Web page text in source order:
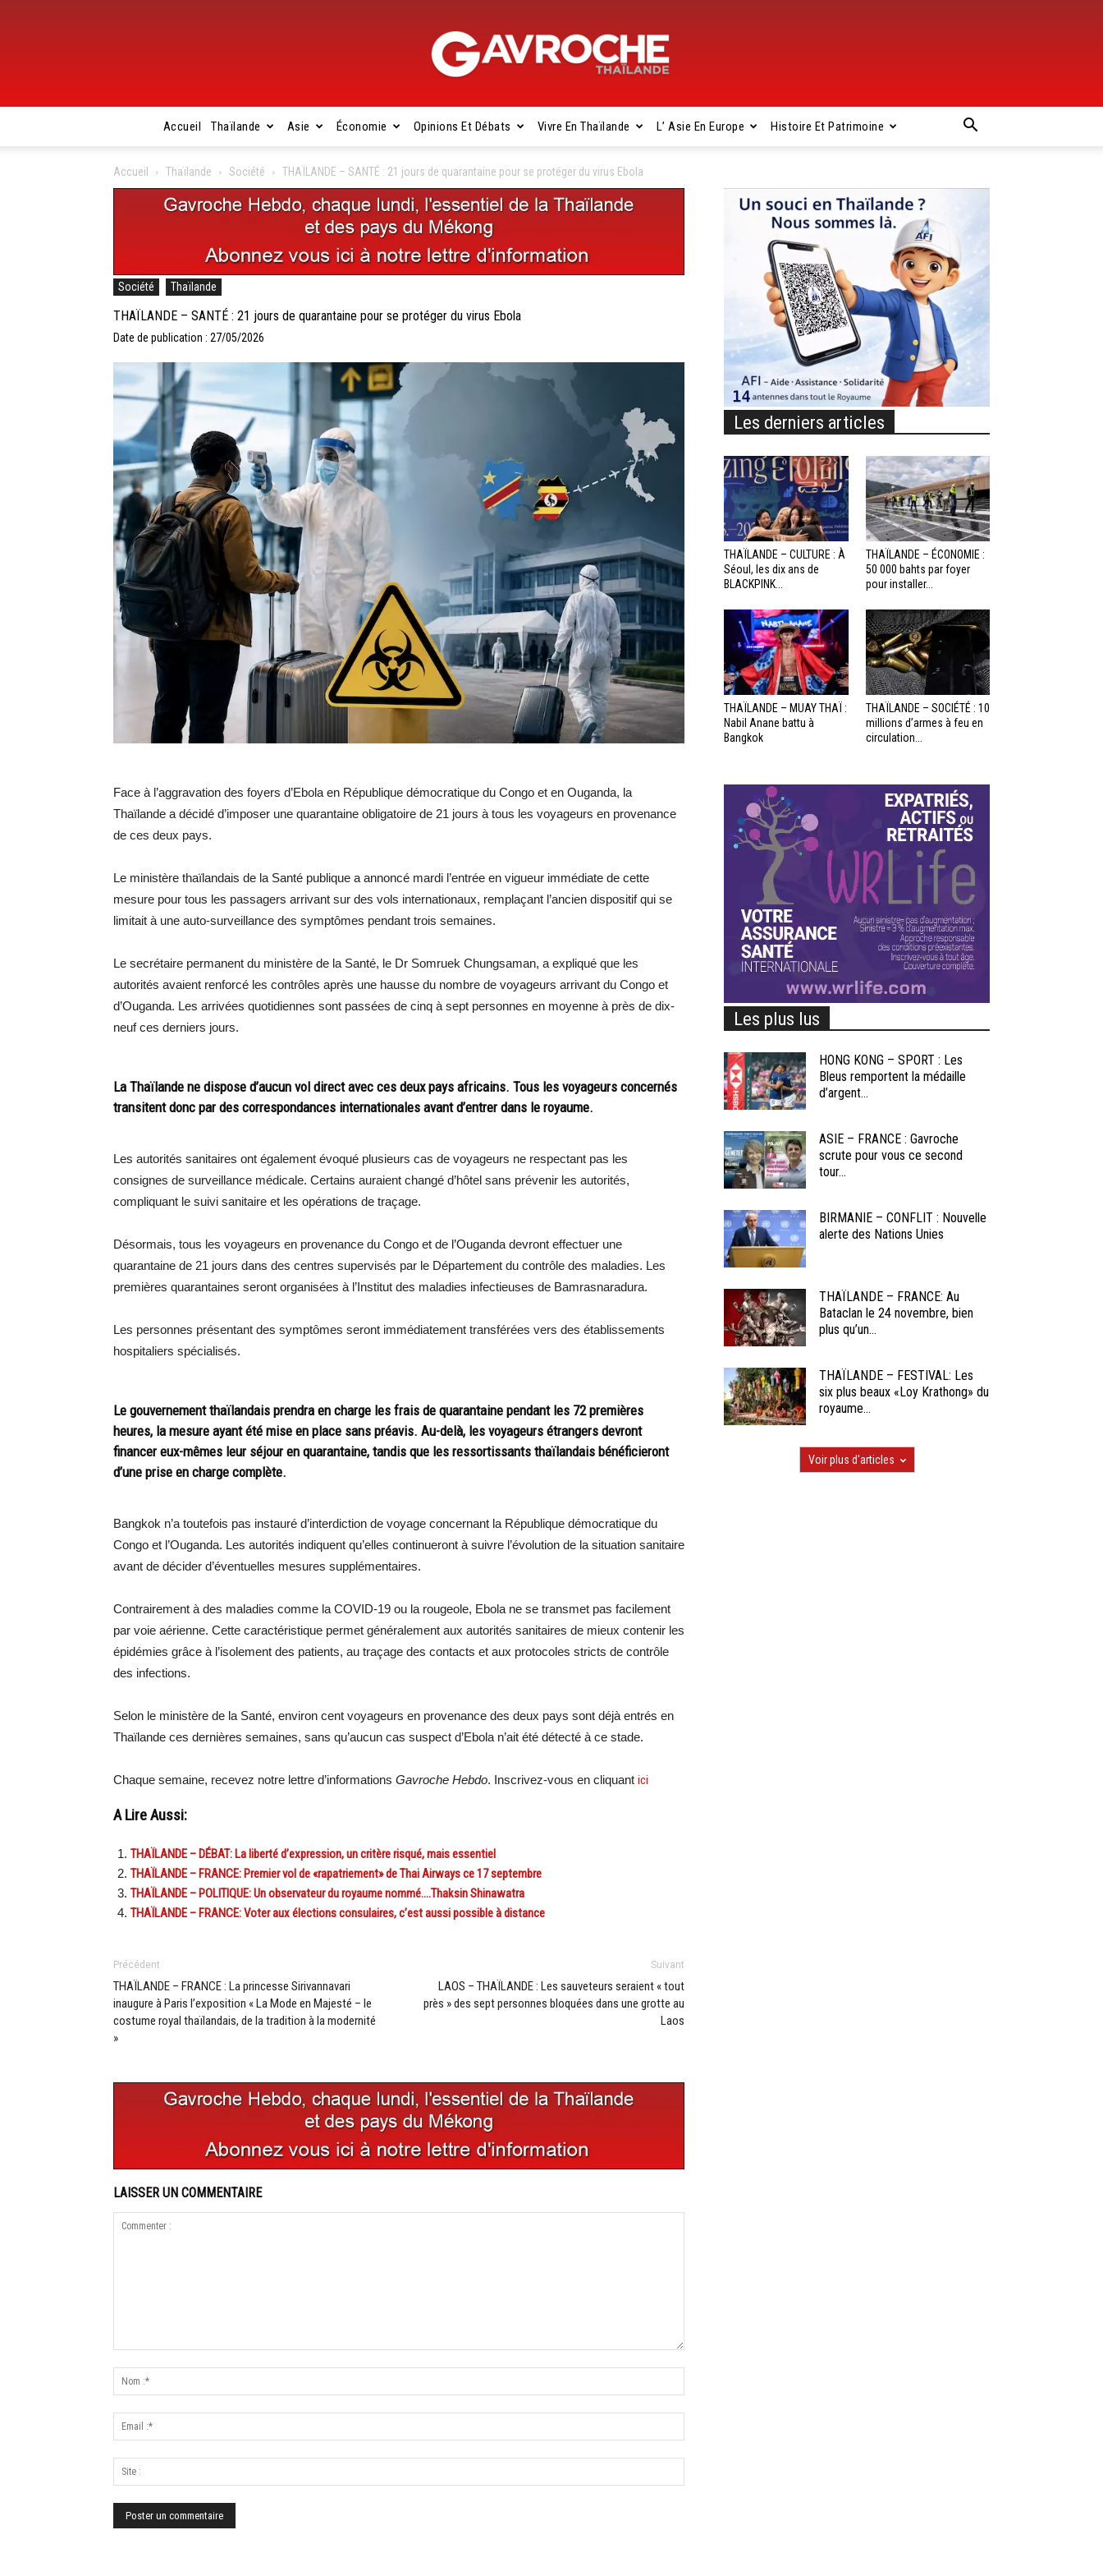
Gavroche
Accueil Thaïlande Asie Économie Opinions Et Débats Vivre En Thaïlande L’ Asie En Europe Histoire Et Patrimoine
Accueil Thaïlande Société THAÏLANDE – SANTÉ : 21 jours de quarantaine pour se protéger du virus Ebola
Société Thaïlande
THAÏLANDE – SANTÉ : 21 jours de quarantaine pour se protéger du virus Ebola
Date de publication : 27/05/2026
Face à l’aggravation des foyers d’Ebola en République démocratique du Congo et en Ouganda, la
Thaïlande a décidé d’imposer une quarantaine obligatoire de 21 jours à tous les voyageurs en provenance
de ces deux pays.
Le ministère thaïlandais de la Santé publique a annoncé mardi l’entrée en vigueur immédiate de cette
mesure pour tous les passagers arrivant sur des vols internationaux, remplaçant l’ancien dispositif qui se
limitait à une auto-surveillance des symptômes pendant trois semaines.
Le secrétaire permanent du ministère de la Santé, le Dr Somruek Chungsaman, a expliqué que les
autorités avaient renforcé les contrôles après une hausse du nombre de voyageurs arrivant du Congo et
d’Ouganda. Les arrivées quotidiennes sont passées de cinq à sept personnes en moyenne à près de dix-
neuf ces derniers jours.
La Thaïlande ne dispose d’aucun vol direct avec ces deux pays africains. Tous les voyageurs concernés
transitent donc par des correspondances internationales avant d’entrer dans le royaume.
Les autorités sanitaires ont également évoqué plusieurs cas de voyageurs ne respectant pas les
consignes de surveillance médicale. Certains auraient changé d’hôtel sans prévenir les autorités,
compliquant le suivi sanitaire et les opérations de traçage.
Désormais, tous les voyageurs en provenance du Congo et de l’Ouganda devront effectuer une
quarantaine de 21 jours dans des centres supervisés par le Département du contrôle des maladies. Les
premières quarantaines seront organisées à l’Institut des maladies infectieuses de Bamrasnaradura.
Les personnes présentant des symptômes seront immédiatement transférées vers des établissements
hospitaliers spécialisés.
Le gouvernement thaïlandais prendra en charge les frais de quarantaine pendant les 72 premières
heures, la mesure ayant été mise en place sans préavis. Au-delà, les voyageurs étrangers devront
financer eux-mêmes leur séjour en quarantaine, tandis que les ressortissants thaïlandais bénéficieront
d’une prise en charge complète.
Bangkok n’a toutefois pas instauré d’interdiction de voyage concernant la République démocratique du
Congo et l’Ouganda. Les autorités indiquent qu’elles continueront à suivre l’évolution de la situation sanitaire
avant de décider d’éventuelles mesures supplémentaires.
Contrairement à des maladies comme la COVID-19 ou la rougeole, Ebola ne se transmet pas facilement
par voie aérienne. Cette caractéristique permet généralement aux autorités sanitaires de mieux contenir les
épidémies grâce à l’isolement des patients, au traçage des contacts et aux protocoles stricts de contrôle
des infections.
Selon le ministère de la Santé, environ cent voyageurs en provenance des deux pays sont déjà entrés en
Thaïlande ces dernières semaines, sans qu’aucun cas suspect d’Ebola n’ait été détecté à ce stade.
Chaque semaine, recevez notre lettre d’informations Gavroche Hebdo. Inscrivez-vous en cliquant ici
A Lire Aussi:
THAÏLANDE – DÉBAT: La liberté d’expression, un critère risqué, mais essentiel
THAÏLANDE – FRANCE: Premier vol de «rapatriement» de Thai Airways ce 17 septembre
THAÏLANDE – POLITIQUE: Un observateur du royaume nommé….Thaksin Shinawatra
THAÏLANDE – FRANCE: Voter aux élections consulaires, c’est aussi possible à distance
Précédent
THAÏLANDE – FRANCE : La princesse Sirivannavari
inaugure à Paris l’exposition « La Mode en Majesté – le
costume royal thaïlandais, de la tradition à la modernité
»
Suivant
LAOS – THAÏLANDE : Les sauveteurs seraient « tout
près » des sept personnes bloquées dans une grotte au
Laos
LAISSER UN COMMENTAIRE
Les derniers articles
THAÏLANDE – CULTURE : À
Séoul, les dix ans de
BLACKPINK...
THAÏLANDE – ÉCONOMIE :
50 000 bahts par foyer
pour installer...
THAÏLANDE – MUAY THAÏ :
Nabil Anane battu à
Bangkok
THAÏLANDE – SOCIÉTÉ : 10
millions d’armes à feu en
circulation...
Les plus lus
HONG KONG – SPORT : Les
Bleus remportent la médaille
d’argent...
ASIE – FRANCE : Gavroche
scrute pour vous ce second
tour...
BIRMANIE – CONFLIT : Nouvelle
alerte des Nations Unies
THAÏLANDE – FRANCE: Au
Bataclan le 24 novembre, bien
plus qu’un...
THAÏLANDE – FESTIVAL: Les
six plus beaux «Loy Krathong» du
royaume...
Voir plus d'articles